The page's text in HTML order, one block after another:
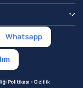
Whatsapp
Politikası •Gizlilik